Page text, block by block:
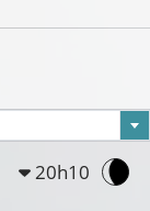
20h10